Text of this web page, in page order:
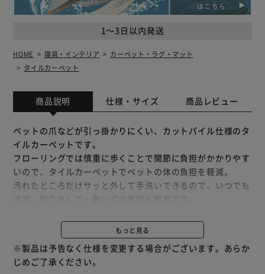
1～3日以内発送
HOME 寝具・インテリア
カーペット・ラグ・マット
タイルカーペット
商品説明 仕様・サイズ 商品レビュー
ペットの爪などが引っ掛かりにくい、カットパイル仕様のタ
イルカーペットです。
フローリングでは慎重に歩くことで関節に負担がかかりやす
いので、タイルカーペットでペットの体の負担を軽減。
汚れたところだけサッと外して手洗いできるので、いつでも
ア、より快適・安全に過ごせます。
裏面はすべりにくいPVC（ポリ塩化ビニル樹脂）なので床材
にしっかり吸着、ずれにくく、めくれにくいので快適。
どんなテイストにもなじむシンプルで使いやすいカラーで
もっと見る
※製品は予告なく仕様を変更する場合がございます。あらか
じめご了承ください。